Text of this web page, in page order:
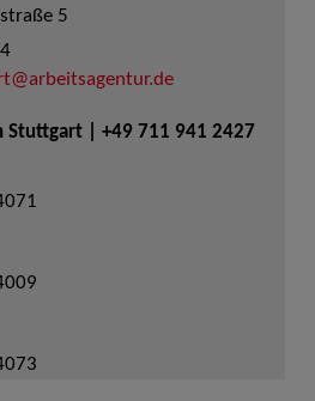
5
Stuttgart | +49 711 941 2427